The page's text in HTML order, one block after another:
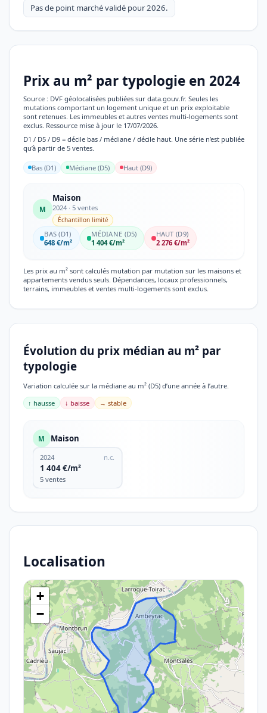
Pas de point marché validé pour 2026.
Prix au m² par typologie en 2024
Source : DVF géolocalisées publiées sur data.gouv.fr. Seules les
mutations comportant un logement unique et un prix exploitable
sont retenues. Les immeubles et autres ventes multi-logements sont
exclus. Ressource mise à jour le 17/07/2026.
D1 / D5 / D9 = décile bas / médiane / décile haut. Une série n’est publiée
qu’à partir de 5 ventes.
Bas (D1) Médiane (D5) Haut (D9)
M
Maison
2024 · 5 ventes
Échantillon limité
BAS (D1)
648 €/m²
MÉDIANE (D5)
1 404 €/m²
HAUT (D9)
2 276 €/m²
Les prix au m² sont calculés mutation par mutation sur les maisons et
appartements vendus seuls. Dépendances, locaux professionnels,
terrains, immeubles et ventes multi-logements sont exclus.
Évolution du prix médian au m² par
typologie
Variation calculée sur la médiane au m² (D5) d’une année à l’autre.
↑ hausse
↓ baisse → stable
M Maison
2024 n.c.
1 404 €/m²
5 ventes
Localisation
+
−